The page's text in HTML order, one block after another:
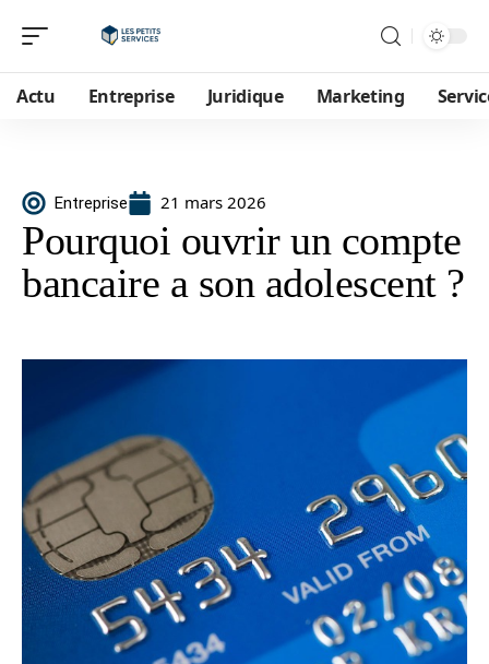
Actu Entreprise Juridique Marketing
Entreprise 21 mars 2026
Pourquoi ouvrir un compte
bancaire a son adolescent ?